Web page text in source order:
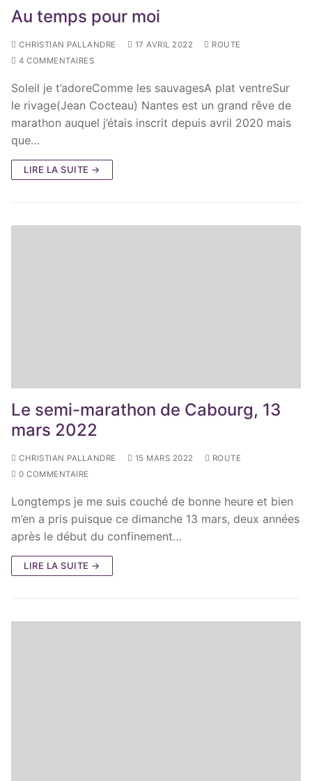
Au temps pour moi
CHRISTIAN PALLANDRE 17 AVRIL 2022
ROUTE
4 COMMENTAIRES
Soleil je t’adoreComme les sauvagesA plat ventreSur
le rivage(Jean Cocteau) Nantes est un grand rêve de
marathon auquel j’étais inscrit depuis avril 2020 mais
que…
LIRE LA SUITE →
Le semi-marathon de Cabourg, 13
mars 2022
CHRISTIAN PALLANDRE 15 MARS 2022
ROUTE
0 COMMENTAIRE
Longtemps je me suis couché de bonne heure et bien
m’en a pris puisque ce dimanche 13 mars, deux années
après le début du confinement…
LIRE LA SUITE →